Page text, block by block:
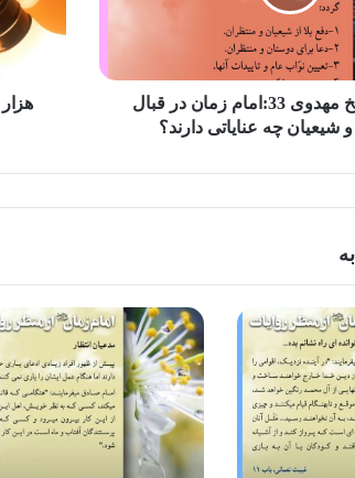
پرسش و پاسخ مهدوی 33:امام زمان در قبال
شیعیان چه عنایاتی دارند؟